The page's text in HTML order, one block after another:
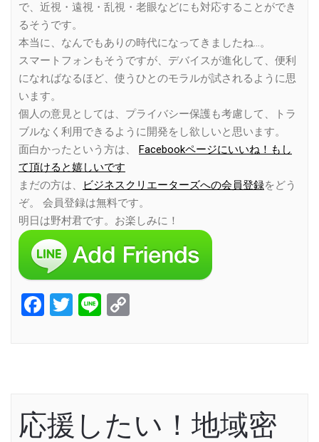
で、近視・遠視・乱視・老眼などにも対応することができ
るそうです。
本当に、なんでもありの時代になってきましたね…。
スマートフォンもそうですが、デバイスが進化して、便利
になればなるほど、使うひとのモラルが試されるように思
います。
個人の意見としては、プライバシー保護も考慮して、トラ
ブルなく利用できるように開発をし欲しいと思います。
面白かったという方は、 Facebookページにいいね！もし
て頂けると嬉しいです
まだの方は、
ビジネスクリエーターズへの会員登録をどう
ぞ。 会員登録は無料です。
明日は野村君です。お楽しみに！
Facebook
Twitter
Line
応援したい！地域密